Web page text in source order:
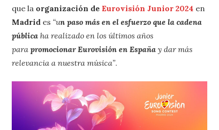
que la organización de Eurovisión Junior 2024 en
Madrid es “un paso más en el esfuerzo que la cadena
pública ha realizado en los últimos años
para promocionar Eurovisión en España y dar más
relevancia a nuestra música”.